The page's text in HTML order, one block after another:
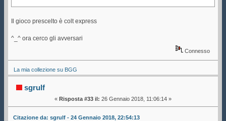
Il gioco prescelto è colt express
^_^ ora cerco gli avversari
Connesso
La mia collezione su BGG
sgrulf
« Risposta #33 il: 26 Gennaio 2018, 11:06:14 »
Citazione da: sgrulf - 24 Gennaio 2018, 22:54:13